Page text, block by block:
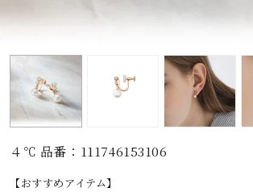
誕生石
モチーフ
４℃ 品番：111746153106
【おすすめアイテム】